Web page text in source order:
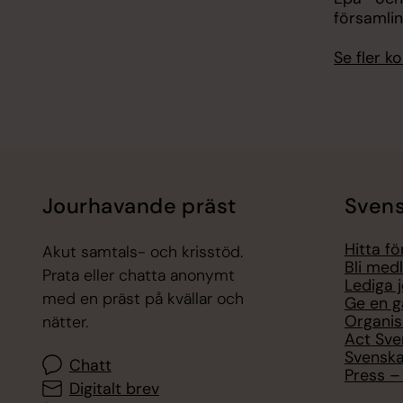
Se fler
Jourhavande präst
Akut samtals- och krisstöd.
Prata eller chatta anonymt
med en präst på kvällar och
nätter.
Chatt
Digitalt brev
Hitta
Bli
Lediga
Ge en
Act
Press